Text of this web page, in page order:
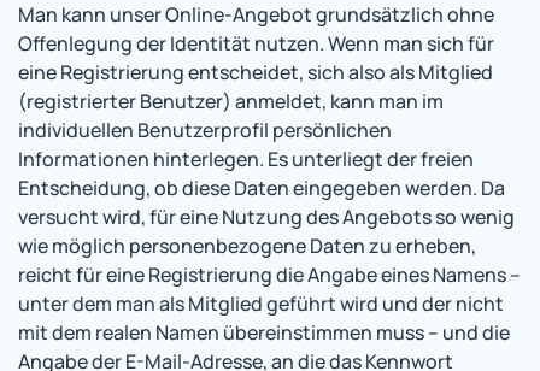
Man kann unser Online-Angebot grundsätzlich ohne
Offenlegung der Identität nutzen. Wenn man sich für
eine Registrierung entscheidet, sich also als Mitglied
(registrierter Benutzer) anmeldet, kann man im
individuellen Benutzerprofil persönlichen
Informationen hinterlegen. Es unterliegt der freien
Entscheidung, ob diese Daten eingegeben werden. Da
versucht wird, für eine Nutzung des Angebots so wenig
wie möglich personenbezogene Daten zu erheben,
reicht für eine Registrierung die Angabe eines Namens –
unter dem man als Mitglied geführt wird und der nicht
mit dem realen Namen übereinstimmen muss – und die
Angabe der E-Mail-Adresse, an die das Kennwort